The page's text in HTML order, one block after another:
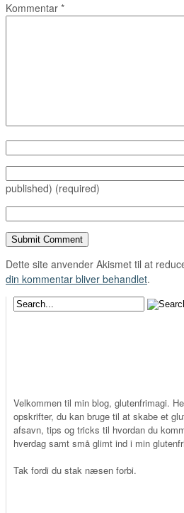
Kommentar *
published) (required)
Dette site anvender Akismet til at
din kommentar bliver behandlet.
Velkommen til min blog, glutenfrimagi.
opskrifter, du kan bruge til at skabe et
afsavn, tips og tricks til hvordan du
hverdag samt små glimt ind i min
Tak fordi du stak næsen forbi.